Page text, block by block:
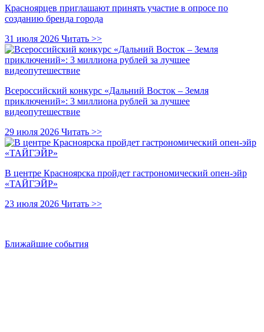
Красноярцев приглашают принять участие в опросе по
созданию бренда города
31 июля 2026 Читать >>
Всероссийский конкурс «Дальний Восток – Земля
приключений»: 3 миллиона рублей за лучшее
видеопутешествие
29 июля 2026 Читать >>
В центре Красноярска пройдет гастрономический опен-эйр
«ТАЙГЭЙР»
23 июля 2026 Читать >>
Ближайшие события